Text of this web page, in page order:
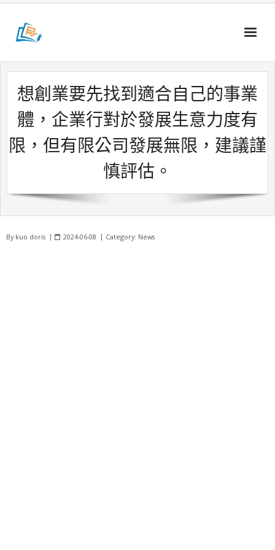
Skip
content
想創業要先找到適合自己的事業
體，企業行對於發展生意力度有
限，但有限公司發展無限，建議謹
慎評估。
By kuo doris 2024-06-08 Category: News